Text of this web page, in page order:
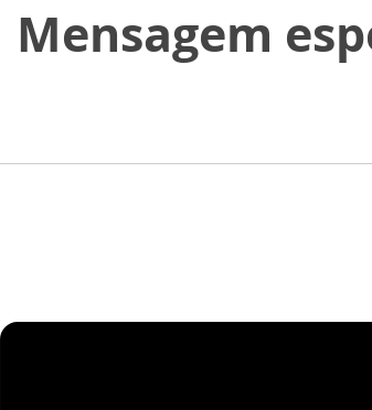
Mensagem